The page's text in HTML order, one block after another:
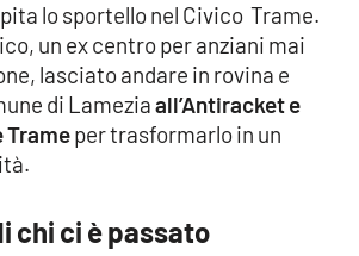
insieme
lo sportello nel Civico Trame.
un ex centro per anziani mai
lasciato andare in rovina e
di Lameziaall’Antiracket e
Trameper trasformarlo in un
chi ci è passato